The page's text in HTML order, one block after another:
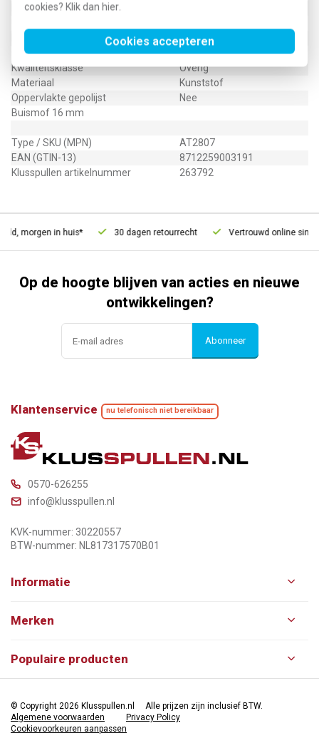
cookies? Klik dan hier
Cookies accepteren
Kleur
Nee
Oppervlaktebescherming
Geen (onbehandeld)
Kwaliteitsklasse
Overig
Materiaal
Kunststof
Oppervlakte gepolijst
Nee
Buismof 16 mm
Type / SKU (MPN)
AT2807
EAN (GTIN-13)
8712259003191
Klusspullen artikelnummer
263792
morgen in huis* 30 dagen retourrecht Vertrouwd online sinds
Op de hoogte blijven van acties en nieuwe
ontwikkelingen?
Abonneer
Klantenservice nu telefonisch niet bereikbaar
0570-626255
info@klusspullen.nl
KVK-nummer: 30220557
BTW-nummer: NL817317570B01
Informatie
Merken
Populaire producten
© Copyright 2026 Klusspullen.nl
Alle prijzen zijn inclusief BTW.
Algemene voorwaarden
Privacy Policy
Cookievoorkeuren aanpassen